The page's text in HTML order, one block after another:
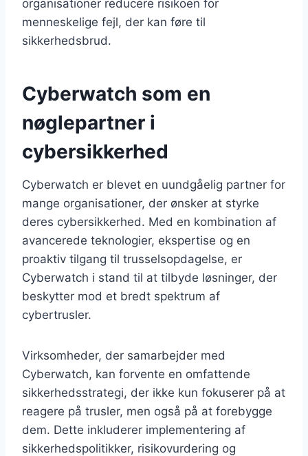
organisationer reducere risikoen for
menneskelige fejl, der kan føre til
sikkerhedsbrud.
Cyberwatch som en
nøglepartner i
cybersikkerhed
Cyberwatch er blevet en uundgåelig partner for
mange organisationer, der ønsker at styrke
deres cybersikkerhed. Med en kombination af
avancerede teknologier, ekspertise og en
proaktiv tilgang til trusselsopdagelse, er
Cyberwatch i stand til at tilbyde løsninger, der
beskytter mod et bredt spektrum af
cybertrusler.
Virksomheder, der samarbejder med
Cyberwatch, kan forvente en omfattende
sikkerhedsstrategi, der ikke kun fokuserer på at
reagere på trusler, men også på at forebygge
dem. Dette inkluderer implementering af
sikkerhedspolitikker, risikovurdering og